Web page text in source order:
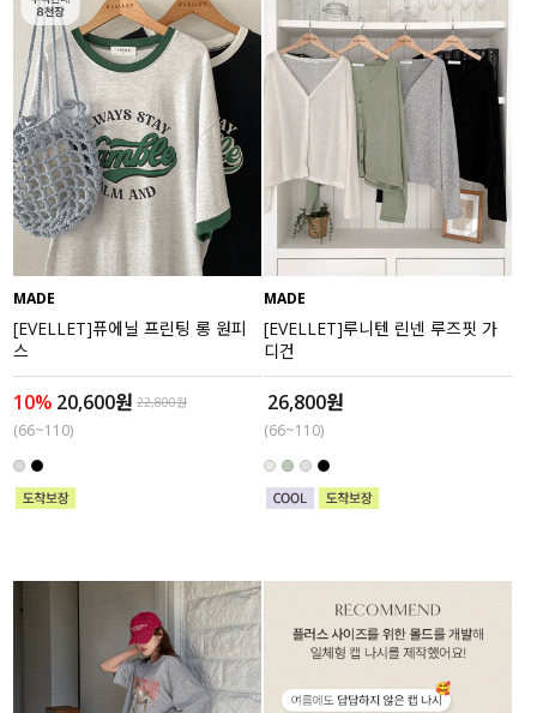
MADE
[EVELLET]퓨에닐 프린팅 롱 원피
스
10% 20,600원 22,800원
(66~110)
MADE
[EVELLET]루니텐 린넨 루즈핏 가
디건
26,800원
(66~110)